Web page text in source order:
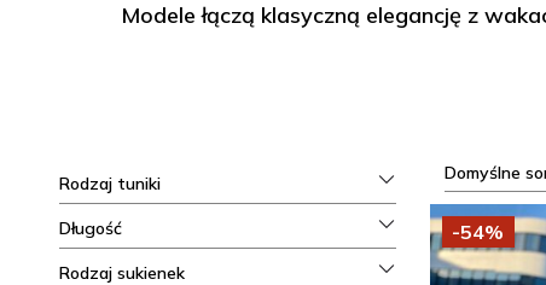
Modele łączą klasyczną elegancję z
Domyślne
-54%
Rodzaj tuniki
Długość
Rodzaj sukienek